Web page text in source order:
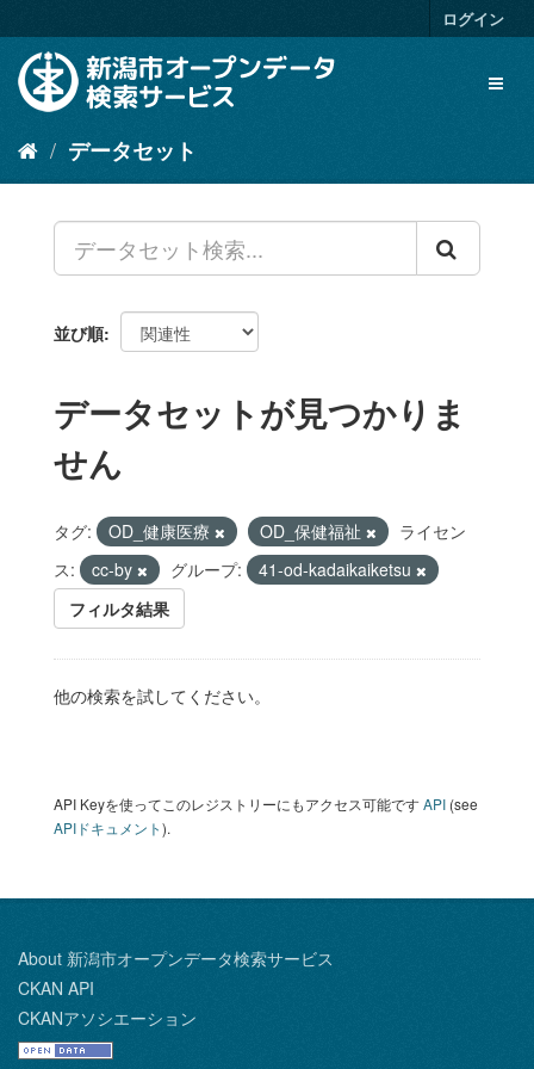
キ
容
ログイン
データセット
並び順
データセットが見つかりま
せん
タグ: OD_健康医療 OD_保健福祉
ライセン
ス:
cc-by グループ:
41-od-kadaikaiketsu
フィルタ結果
他の検索を試してください。
API Keyを使ってこのレジストリーにもアクセス可能ですAPI (see
APIドキュメント).
About 新潟市オープンデータ検索サービス
CKAN API
CKANアソシエーション